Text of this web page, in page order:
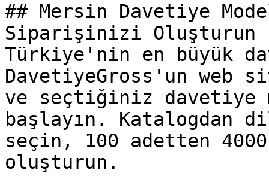
## Mersin Davetiye
Siparişinizi Oluşturun
Türkiye'nin en büyük
DavetiyeGross'un web
ve seçtiğiniz davetiye
başlayın. Katalogdan
seçin, 100 adetten
oluşturun.